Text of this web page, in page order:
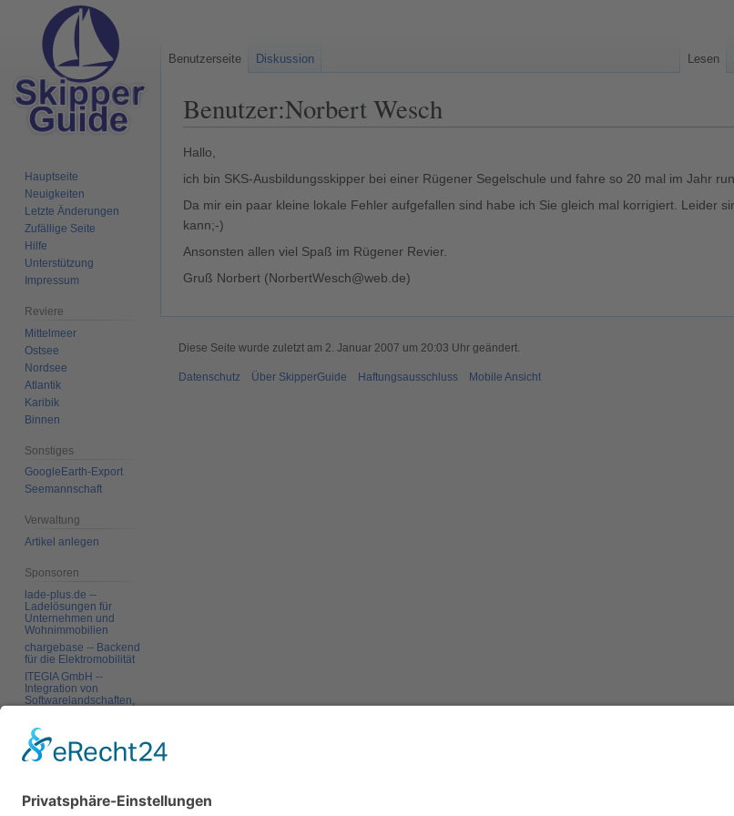
Benutzer:Norbert Wesch
Zur
Navigation
Zur
Suche
Hallo,
ich bin SKS-Ausbildungsskipper bei einer Rügener Segelschule und fahre so 20 mal im Jahr
Da mir ein paar kleine lokale Fehler aufgefallen sind habe ich Sie gleich mal korrigiert. Leider
kann;-)
Ansonsten allen viel Spaß im Rügener Revier.
Gruß Norbert (NorbertWesch@web.de)
Benutzerseite Diskussion Lesen
Hauptseite
Neuigkeiten
Letzte Änderungen
Zufällige Seite
Hilfe
Unterstützung
Impressum
Reviere
Mittelmeer
Ostsee
Nordsee
Atlantik
Karibik
Binnen
Sonstiges
GoogleEarth-Export
Seemannschaft
Verwaltung
Artikel anlegen
Sponsoren
lade-plus.de --
Ladelösungen für
Unternehmen und
Wohnimmobilien
chargebase -- Backend
für die Elektromobilität
ITEGIA GmbH --
Integration von
Softwarelandschaften,
Werkzeuge
Änderungen an
verlinkten Seiten
Diese Seite wurde zuletzt am 2. Januar 2007 um 20:03 Uhr geändert.
Datenschutz Über SkipperGuide Haftungsausschluss Mobile Ansicht